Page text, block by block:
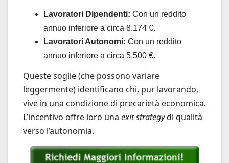
Lavoratori Dipendenti: Con un reddito
annuo inferiore a circa 8.174 €.
Lavoratori Autonomi: Con un reddito
annuo inferiore a circa 5.500 €.
Queste soglie (che possono variare
leggermente) identificano chi, pur lavorando,
vive in una condizione di precarietà economica.
L’incentivo offre loro una exit strategydi qualità
verso l’autonomia.